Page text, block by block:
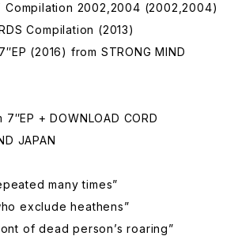
Compilation 2002,2004 (2002,2004)
Compilation (2013)
(2016) from STRONG MIND
+ DOWNLOAD CORD
JAPAN
many times”
exclude heathens”
of dead person’s roaring”